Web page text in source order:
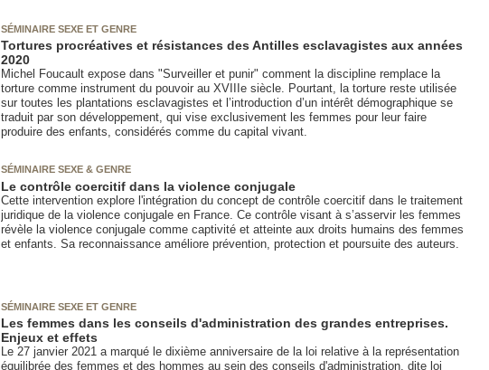
SÉMINAIRE SEXE ET GENRE
Tortures procréatives et résistances des Antilles esclavagistes aux années
2020
Michel Foucault expose dans "Surveiller et punir" comment la discipline remplace la
torture comme instrument du pouvoir au XVIIIe siècle. Pourtant, la torture reste utilisée
sur toutes les plantations esclavagistes et l’introduction d’un intérêt démographique se
traduit par son développement, qui vise exclusivement les femmes pour leur faire
produire des enfants, considérés comme du capital vivant.
SÉMINAIRE SEXE & GENRE
Le contrôle coercitif dans la violence conjugale
Cette intervention explore l'intégration du concept de contrôle coercitif dans le traitement
juridique de la violence conjugale en France. Ce contrôle visant à s’asservir les femmes
révèle la violence conjugale comme captivité et atteinte aux droits humains des femmes
et enfants. Sa reconnaissance améliore prévention, protection et poursuite des auteurs.
SÉMINAIRE SEXE ET GENRE
Les femmes dans les conseils d'administration des grandes entreprises.
Enjeux et effets
Le 27 janvier 2021 a marqué le dixième anniversaire de la loi relative à la représentation
équilibrée des femmes et des hommes au sein des conseils d'administration, dite loi